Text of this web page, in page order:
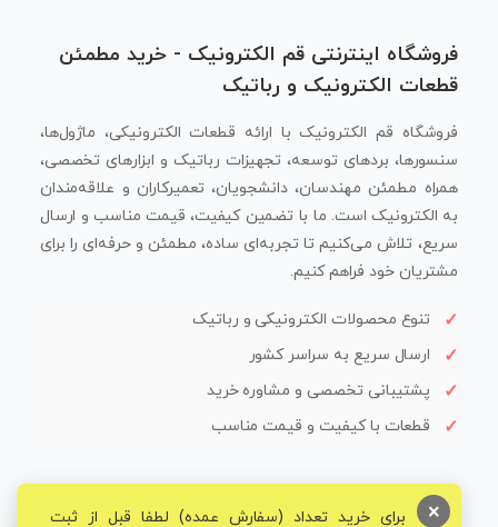
فروشگاه اینترنتی قم الکترونیک - خرید مطمئن
قطعات الکترونیک و رباتیک
فروشگاه قم الکترونیک با ارائه قطعات الکترونیکی، ماژول‌ها،
سنسورها، بردهای توسعه، تجهیزات رباتیک و ابزارهای تخصصی،
همراه مطمئن مهندسان، دانشجویان، تعمیرکاران و علاقه‌مندان
به الکترونیک است. ما با تضمین کیفیت، قیمت مناسب و ارسال
سریع، تلاش می‌کنیم تا تجربه‌ای ساده، مطمئن و حرفه‌ای را برای
مشتریان خود فراهم کنیم.
تنوع محصولات الکترونیکی و رباتیک
ارسال سریع به سراسر کشور
پشتیبانی تخصصی و مشاوره خرید
قطعات با کیفیت و قیمت مناسب
برای خرید تعداد (سفارش عمده) لطفا قبل از ثبت ×